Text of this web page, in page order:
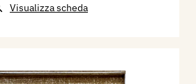
Visualizza scheda